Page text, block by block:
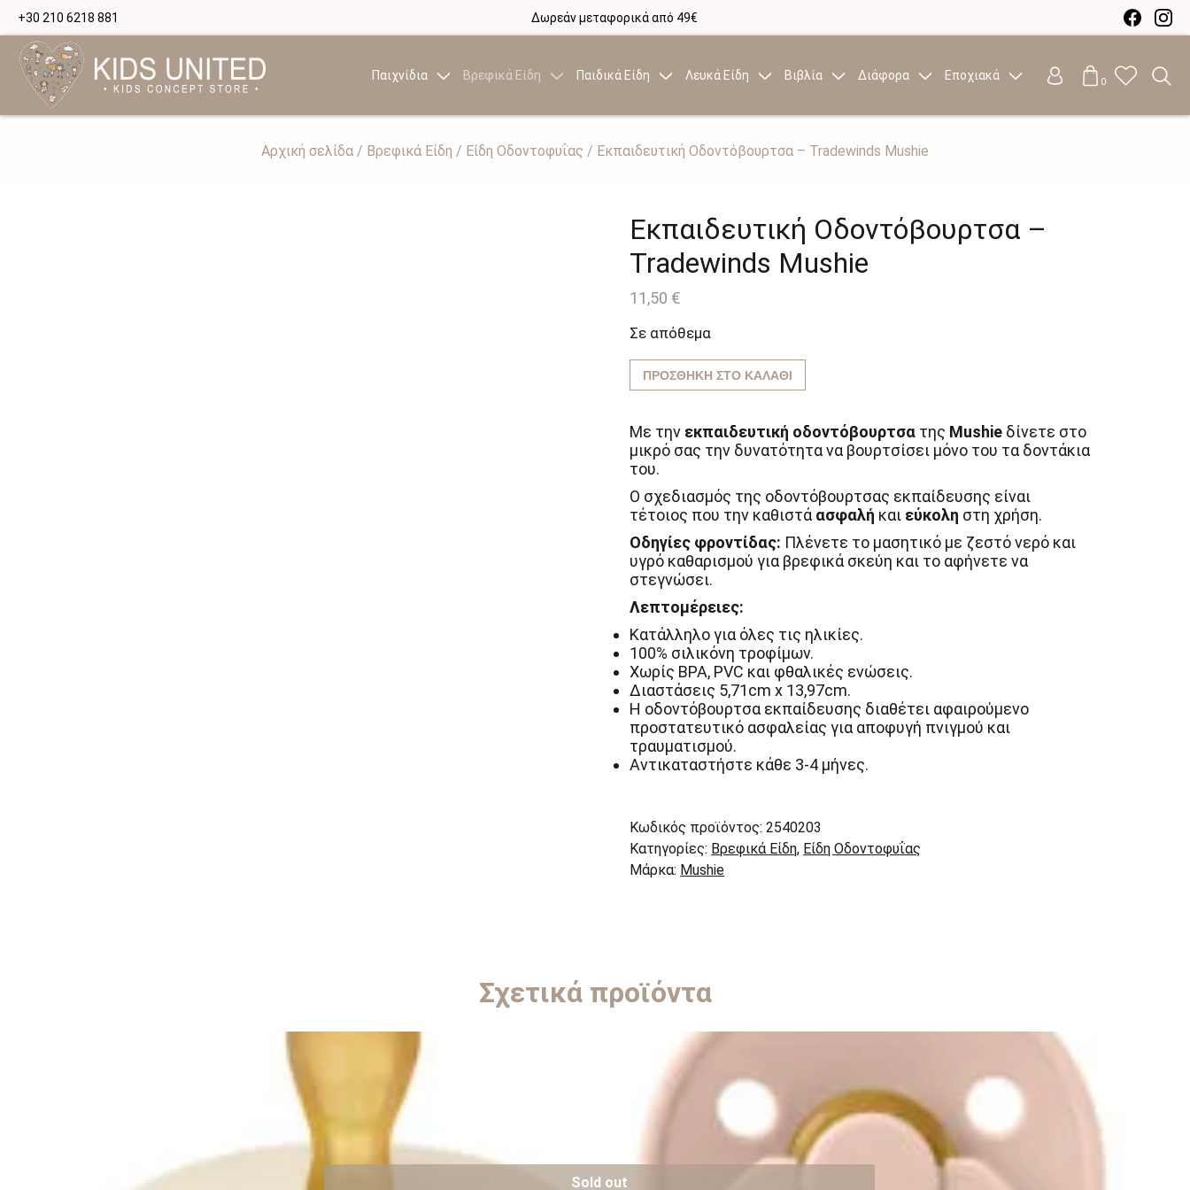
+30 210 6218 881 Δωρεάν μεταφορικά από 49€
Παιχνίδια Βρεφικά Είδη Παιδικά Είδη Λευκά Είδη Βιβλία Διάφορα Εποχιακά 0
Αρχική σελίδα / Βρεφικά Είδη / Είδη Οδοντοφυΐας / Εκπαιδευτική Οδοντόβουρτσα – Tradewinds Mushie
Εκπαιδευτική Οδοντόβουρτσα –
Tradewinds Mushie
11,50 €
Σε απόθεμα
ΠΡΟΣΘΉΚΗ ΣΤΟ ΚΑΛΆΘΙ
Με την εκπαιδευτική οδοντόβουρτσα της Mushie δίνετε στο
μικρό σας την δυνατότητα να βουρτσίσει μόνο του τα δοντάκια
του.
Ο σχεδιασμός της οδοντόβουρτσας εκπαίδευσης είναι
τέτοιος που την καθιστά ασφαλή και εύκολη στη χρήση.
Οδηγίες φροντίδας: Πλένετε το μασητικό με ζεστό νερό και
υγρό καθαρισμού για βρεφικά σκεύη και το αφήνετε να
στεγνώσει.
Λεπτομέρειες:
Κατάλληλο για όλες τις ηλικίες.
100% σιλικόνη τροφίμων.
Χωρίς BPA, PVC και φθαλικές ενώσεις.
Διαστάσεις 5,71cm x 13,97cm.
Η οδοντόβουρτσα εκπαίδευσης διαθέτει αφαιρούμενο
προστατευτικό ασφαλείας για αποφυγή πνιγμού και
τραυματισμού.
Αντικαταστήστε κάθε 3-4 μήνες.
Κωδικός προϊόντος:2540203
Κατηγορίες: Βρεφικά Είδη, Είδη Οδοντοφυΐας
Μάρκα: Mushie
Σχετικά προϊόντα
Sold out